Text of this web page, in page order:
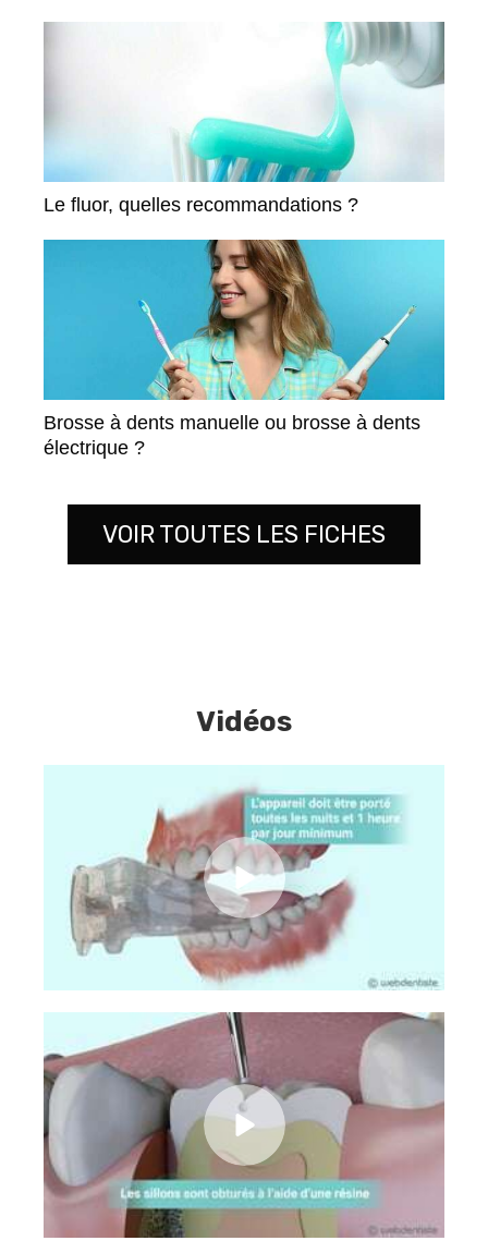
Le fluor, quelles recommandations ?
Brosse à dents manuelle ou brosse à dents
électrique ?
VOIR TOUTES LES FICHES
Vidéos